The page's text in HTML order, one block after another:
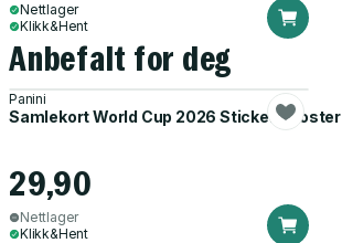
Nettlager
Klikk&Hent
Anbefalt for deg
Panini
Samlekort World Cup 2026 Sticker Booster
29,90
Nettlager
Klikk&Hent